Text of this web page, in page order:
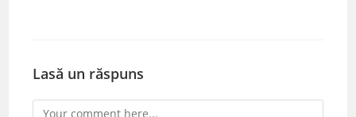
Lasă un răspuns
Comment